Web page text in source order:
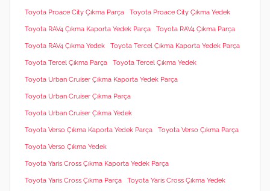
Toyota Proace City Çıkma Parça Toyota Proace City Çıkma Yedek
Toyota RAV4 Çıkma Kaporta Yedek Parça Toyota RAV4 Çıkma Parça
Toyota RAV4 Çıkma Yedek Toyota Tercel Çıkma Kaporta Yedek Parça
Toyota Tercel Çıkma Parça Toyota Tercel Çıkma Yedek
Toyota Urban Cruiser Çıkma Kaporta Yedek Parça
Toyota Urban Cruiser Çıkma Parça
Toyota Urban Cruiser Çıkma Yedek
Toyota Verso Çıkma Kaporta Yedek Parça Toyota Verso Çıkma Parça
Toyota Verso Çıkma Yedek
Toyota Yaris Cross Çıkma Kaporta Yedek Parça
Toyota Yaris Cross Çıkma Parça Toyota Yaris Cross Çıkma Yedek